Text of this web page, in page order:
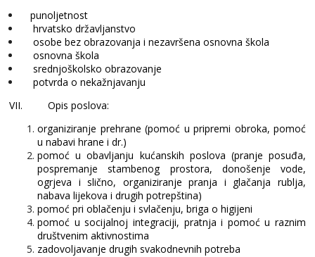
punoljetnost
hrvatsko državljanstvo
osobe bez obrazovanja i nezavršena osnovna škola
osnovna škola
srednjoškolsko obrazovanje
potvrda o nekažnjavanju
VII.
Opis poslova:
organiziranje prehrane (pomoć u pripremi obroka, pomoć
u nabavi hrane i dr.)
pomoć u obavljanju kućanskih poslova (pranje posuđa,
pospremanje stambenog prostora, donošenje vode,
ogrjeva i slično, organiziranje pranja i glačanja rublja,
nabava lijekova i drugih potrepština)
pomoć pri oblačenju i svlačenju, briga o higijeni
pomoć u socijalnoj integraciji, pratnja i pomoć u raznim
društvenim aktivnostima
zadovoljavanje drugih svakodnevnih potreba